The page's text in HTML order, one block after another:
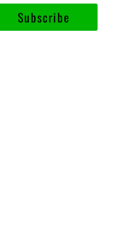
Subscribe